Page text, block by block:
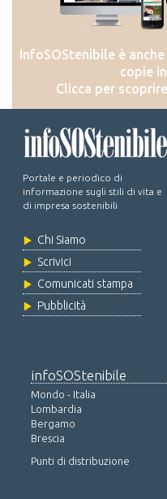
InfoSOStenibile è
copie
Clicca per
Portale e periodico di
informazione sugli stili di vita e
di impresa sostenibili
Chi Siamo
Scrivici
Comunicati stampa
Pubblicità
infoSOStenibile
Mondo - Italia
Lombardia
Bergamo
Brescia
Punti di distribuzione